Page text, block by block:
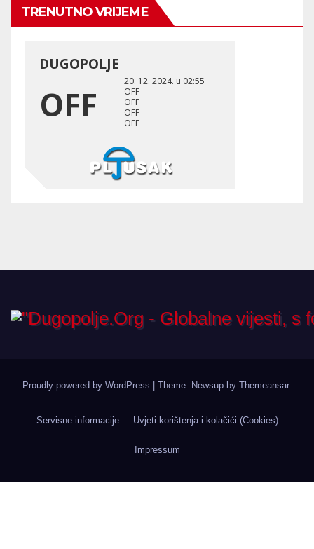
TRENUTNO VRIJEME
Proudly powered by WordPress | Theme: Newsup by Themeansar.
Servisne informacije Uvjeti korištenja i kolačići (Cookies)
Impressum